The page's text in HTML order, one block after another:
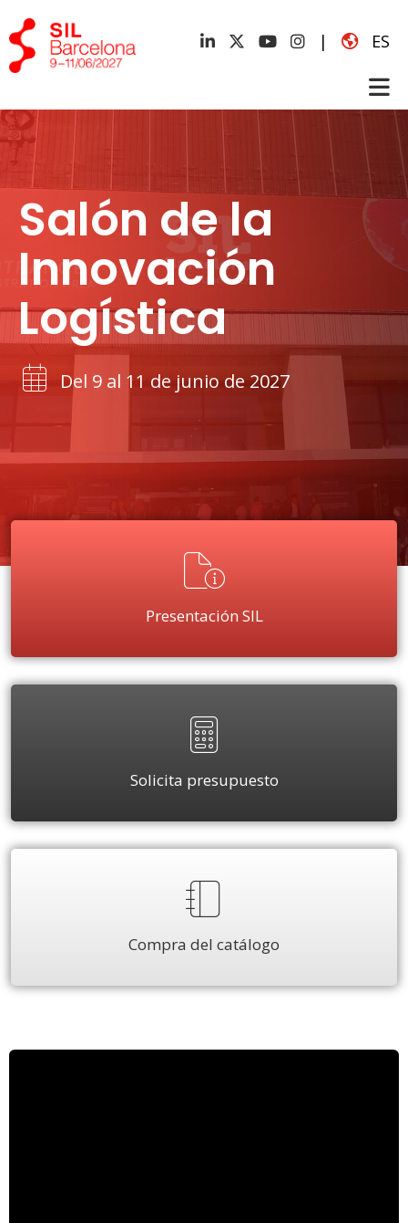
| ES
Salón de la
Innovación
Logística
Del 9 al 11 de junio de 2027
Presentación SIL
Solicita presupuesto
Compra del catálogo